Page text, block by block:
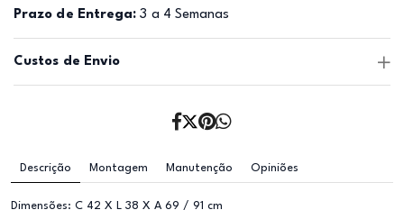
Prazo de Entrega: 3 a 4 Semanas
Custos de Envio
Descrição Montagem Manutenção Opiniões
Dimensões: C 42 X L 38 X A 69 / 91 cm